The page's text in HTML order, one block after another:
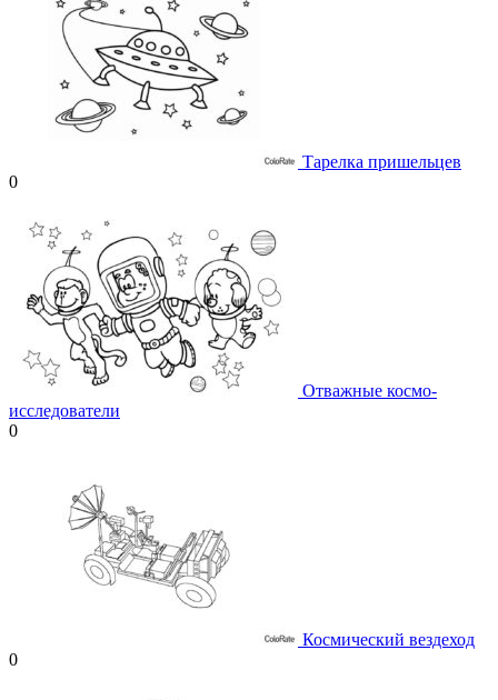
Тарелка пришельцев
0
Отважные космо-
исследователи
0
Космический вездеход
0